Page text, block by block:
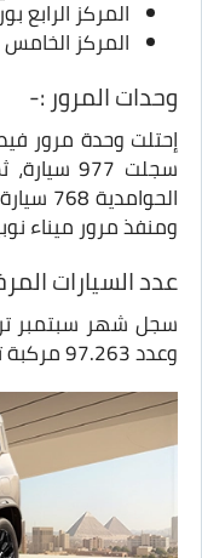
المركز الرابع بورش
المركز الخامس
وحدات المرور :-
إحتلت وحدة مرور
ومنفذ مرور ميناء نوبيع 561
عدد السيارات
وعدد 97.263 مركبة تعمل بالسولار، وعدد 10376 مركبة تعمل بالغاز الطبيعي.